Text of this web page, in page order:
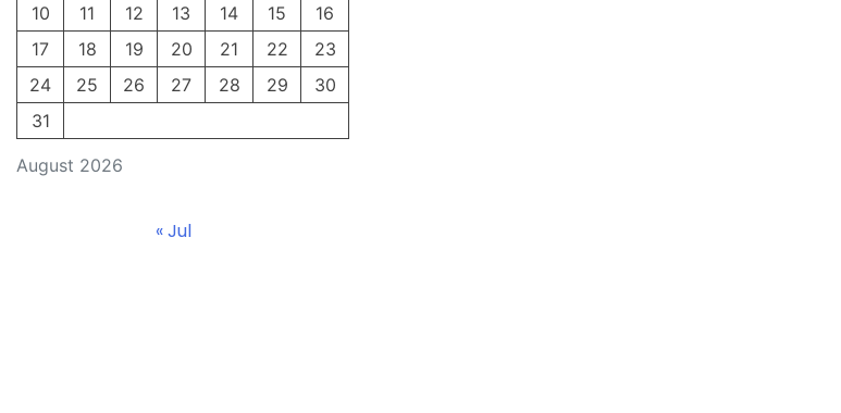
August 2026
10
11 12 13 14 15
16
17
18 19 20 21 22
23
24
25 26 27 28 29
30
31
« Jul